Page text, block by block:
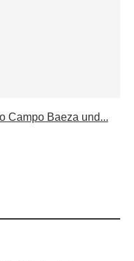
Campo Baeza und...